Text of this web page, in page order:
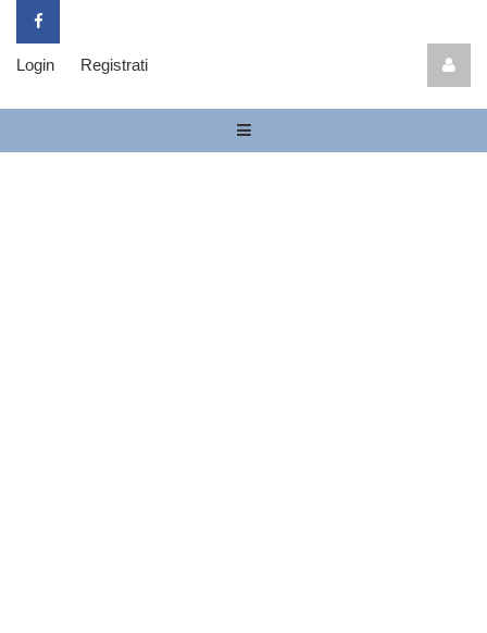
Login Registrati